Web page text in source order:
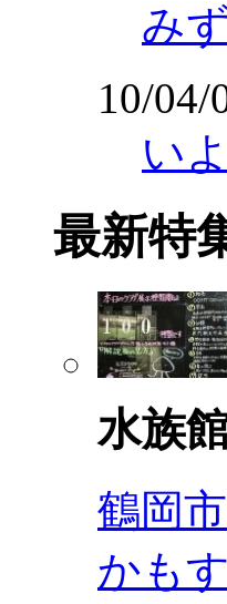
み
10/04/
い
最新特
水族
鶴岡
かも